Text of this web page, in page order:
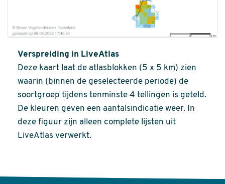
Verspreiding in LiveAtlas
Deze kaart laat de atlasblokken (5 x 5 km) zien
waarin (binnen de geselecteerde periode) de
soortgroep tijdens tenminste 4 tellingen is geteld.
De kleuren geven een aantalsindicatie weer. In
deze figuur zijn alleen complete lijsten uit
LiveAtlas verwerkt.